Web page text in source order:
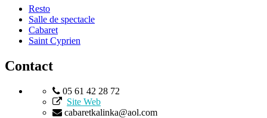
Resto
Salle de spectacle
Cabaret
Saint Cyprien
Contact
05 61 42 28 72
Site Web
cabaretkalinka@aol.com